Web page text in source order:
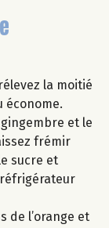
la moitié
économe.
et le
frémir
sucre et
de l’orange et